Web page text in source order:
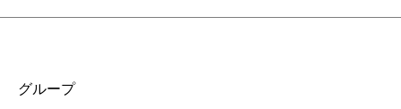
グループ